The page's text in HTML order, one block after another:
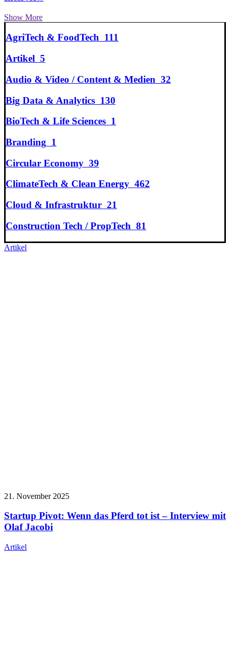
Show More
AgriTech & FoodTech 111
Artikel 5
Audio & Video / Content & Medien 32
Big Data & Analytics 130
BioTech & Life Sciences 1
Branding 1
Circular Economy 39
ClimateTech & Clean Energy 462
Cloud & Infrastruktur 21
Construction Tech / PropTech 81
Artikel
21. November 2025
Startup Pivot: Wenn das Pferd tot ist – Interview mit
Olaf Jacobi
Artikel